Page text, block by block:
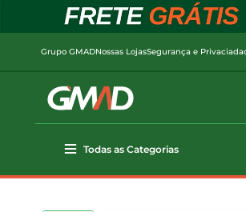
Grupo GMADNossas LojasSegurança e
Todas as Categorias